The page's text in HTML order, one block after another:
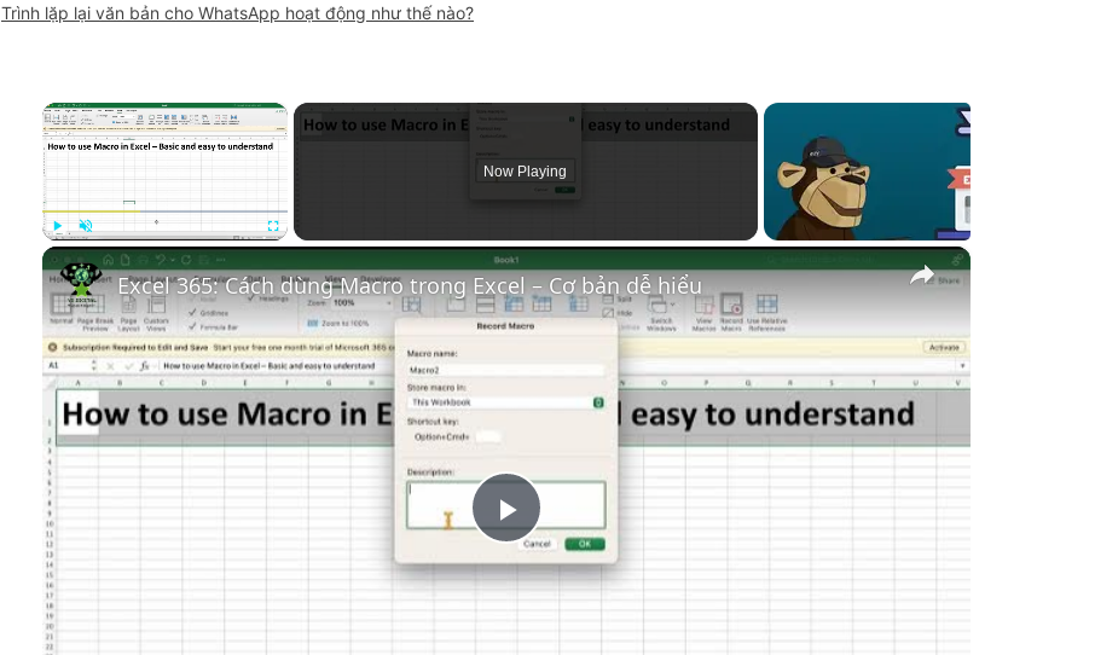
Trình lặp lại văn bản cho WhatsApp hoạt động như thế nào?
×
Play Unmute Fullscreen
Now Playing
×
P
Excel 365: Cách dùng Macro trong Excel – Cơ bản dễ hiểu